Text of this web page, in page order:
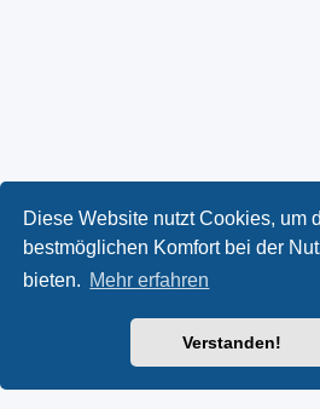
Diese Website nutzt Cookies, um
bestmöglichen Komfort bei der
bieten. Mehr erfahren
Verstanden!